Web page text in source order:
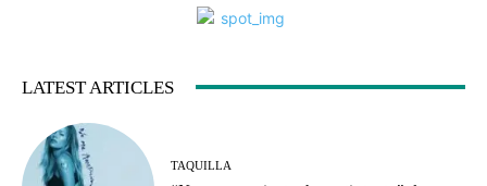
LATEST ARTICLES
TAQUILLA